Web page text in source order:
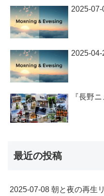
2025-07-
2025-04-
『長野
最近の投稿
2025-07-08 朝と夜の再生